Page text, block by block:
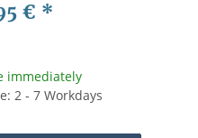
€ *
immediately
2 - 7 Workdays